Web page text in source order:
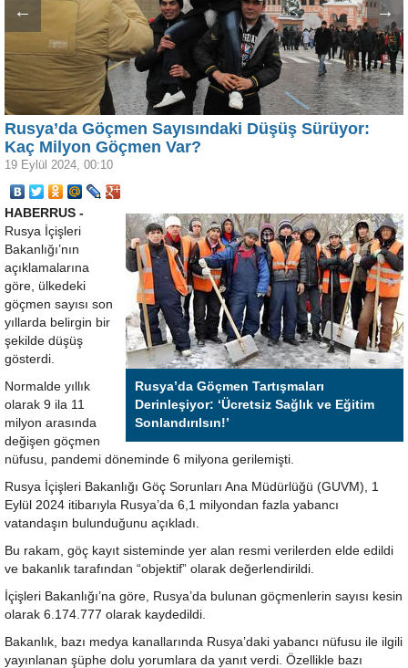
← →
Rusya’da Göçmen Sayısındaki Düşüş Sürüyor:
Kaç Milyon Göçmen Var?
19 Eylül 2024, 00:10
Rusya’da Göçmen Tartışmaları
Derinleşiyor: ‘Ücretsiz Sağlık ve Eğitim
Sonlandırılsın!’
HABERRUS -
Rusya İçişleri
Bakanlığı’nın
açıklamalarına
göre, ülkedeki
göçmen sayısı son
yıllarda belirgin bir
şekilde düşüş
gösterdi.
Normalde yıllık
olarak 9 ila 11
milyon arasında
değişen göçmen
nüfusu, pandemi döneminde 6 milyona gerilemişti.
Rusya İçişleri Bakanlığı Göç Sorunları Ana Müdürlüğü (GUVM), 1
Eylül 2024 itibarıyla Rusya’da 6,1 milyondan fazla yabancı
vatandaşın bulunduğunu açıkladı.
Bu rakam, göç kayıt sisteminde yer alan resmi verilerden elde edildi
ve bakanlık tarafından “objektif” olarak değerlendirildi.
İçişleri Bakanlığı’na göre, Rusya’da bulunan göçmenlerin sayısı kesin
olarak 6.174.777 olarak kaydedildi.
Bakanlık, bazı medya kanallarında Rusya’daki yabancı nüfusu ile ilgili
yayınlanan şüphe dolu yorumlara da yanıt verdi. Özellikle bazı